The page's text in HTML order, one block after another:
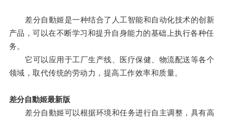
差分自動姬是一种结合了人工智能和自动化技术的创新
产品，可以在不断学习和提升自身能力的基础上执行各种任
务。
它可以应用于工厂生产线、医疗保健、物流配送等各个
领域，取代传统的劳动力，提高工作效率和质量。
差分自動姬最新版
差分自動姬可以根据环境和任务进行自主调整，具有高